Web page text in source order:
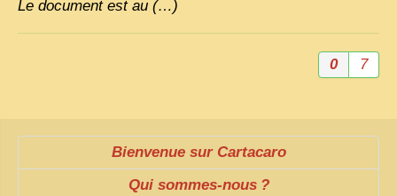
Le document est au (…)
0 7
Bienvenue sur Cartacaro
Qui sommes-nous ?